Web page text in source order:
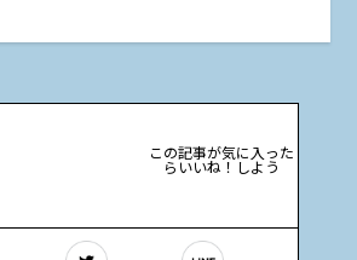
この記事が気に入った
らいいね！しよう